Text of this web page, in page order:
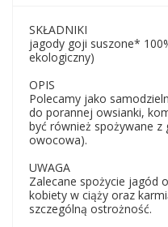
SKŁADNIKI
jagody goji suszone*
ekologiczny)
OPIS
Polecamy jako
do porannej owsianki,
być również spożywane
owocowa).
UWAGA
Zalecane spożycie jagód
kobiety w ciąży oraz
szczególną ostrożność.